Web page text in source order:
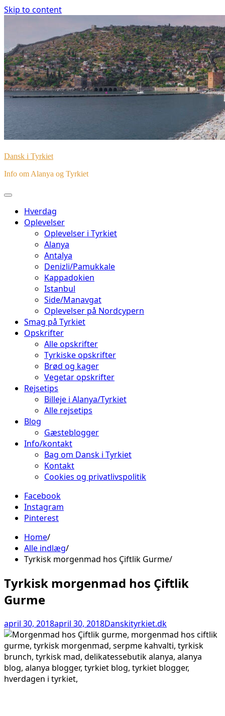
Skip to content
Dansk i Tyrkiet
Info om Alanya og Tyrkiet
Hverdag
Oplevelser
Oplevelser i Tyrkiet
Alanya
Antalya
Denizli/Pamukkale
Kappadokien
Istanbul
Side/Manavgat
Oplevelser på Nordcypern
Smag på Tyrkiet
Opskrifter
Alle opskrifter
Tyrkiske opskrifter
Brød og kager
Vegetar opskrifter
Rejsetips
Billeje i Alanya/Tyrkiet
Alle rejsetips
Blog
Gæsteblogger
Info/kontakt
Bag om Dansk i Tyrkiet
Kontakt
Cookies og privatlivspolitik
Facebook
Instagram
Pinterest
Home
Alle indlæg
Tyrkisk morgenmad hos Çiftlik Gurme
Tyrkisk morgenmad hos Çiftlik
Gurme
april 30, 2018april 30, 2018Danskityrkiet.dk